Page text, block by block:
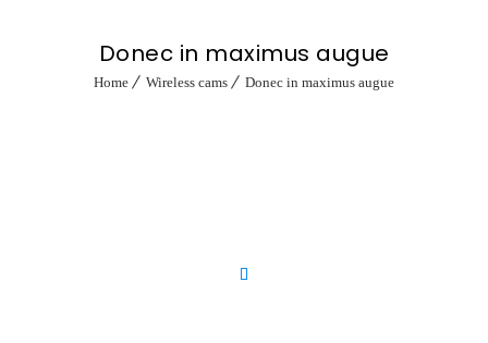
Donec in maximus augue
Home Wireless cams Donec in maximus augue